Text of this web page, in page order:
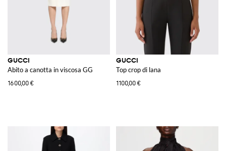
GUCCI
Abito a canotta in viscosa GG
1600,00 €
GUCCI
Top crop di lana
1100,00 €